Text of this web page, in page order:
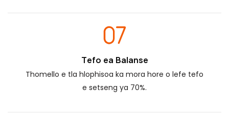
Tefo ea Balanse
Thomello e tla hlophisoa ka mora hore o lefe tefo
e setseng ya 70%.